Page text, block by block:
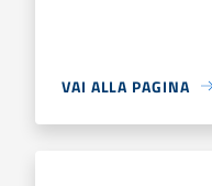
VAI ALLA PAGINA